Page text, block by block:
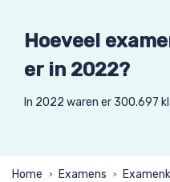
Hoeveel
er in 2022?
In 2022 waren er 300.697
Home > Examens >